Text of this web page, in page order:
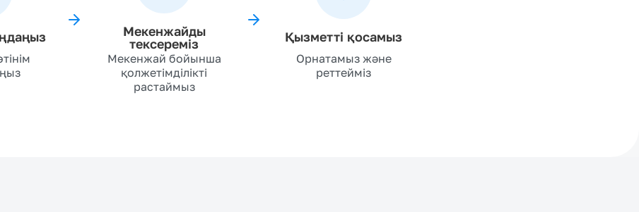
Мекенжайды
тексереміз
Мекенжай бойынша
қолжетімділікті
растаймыз
Қызметті қосамыз
Орнатамыз және
реттейміз